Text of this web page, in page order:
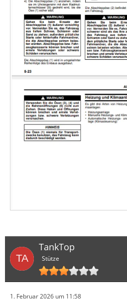
TankTop
Stütze
1. Februar 2026 um 11:58